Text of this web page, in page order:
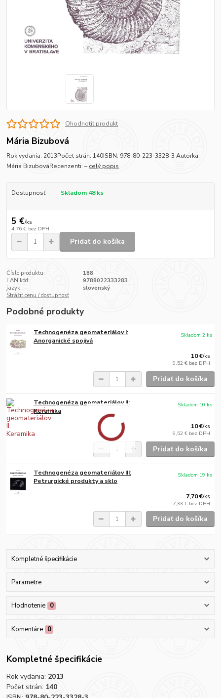
Ohodnotiť produkt
Mária Bizubová
Rok vydania: 2013Počet strán: 140ISBN: 978-80-223-3328-3 Autorka:
Mária BizubováRecenzenti: – celý popis
Dostupnosť Skladom 48 ks
5 €/ks
4,76 € bez DPH
Pridať do košíka
Číslo produktu:
188
EAN kód:
9788022333283
jazyk:
slovenský
Strážiť cenu / dostupnosť
Podobné produkty
Technogenéza geomateriálov I:
Anorganické spojivá
10 €/ks
9,52 € bez DPH
Skladom 2 ks
Pridať do košíka
Technogenéza geomateriálov II:
Keramika
10 €/ks
9,52 € bez DPH
Skladom 10 ks
Pridať do košíka
Technogenéza geomateriálov III:
Petrurgické produkty a sklo
7,70 €/ks
7,33 € bez DPH
Skladom 19 ks
Pridať do košíka
Kompletné špecifikácie
Parametre
Hodnotenie 0
Komentáre 0
Kompletné špecifikácie
Rok vydania: 2013
Počet strán: 140